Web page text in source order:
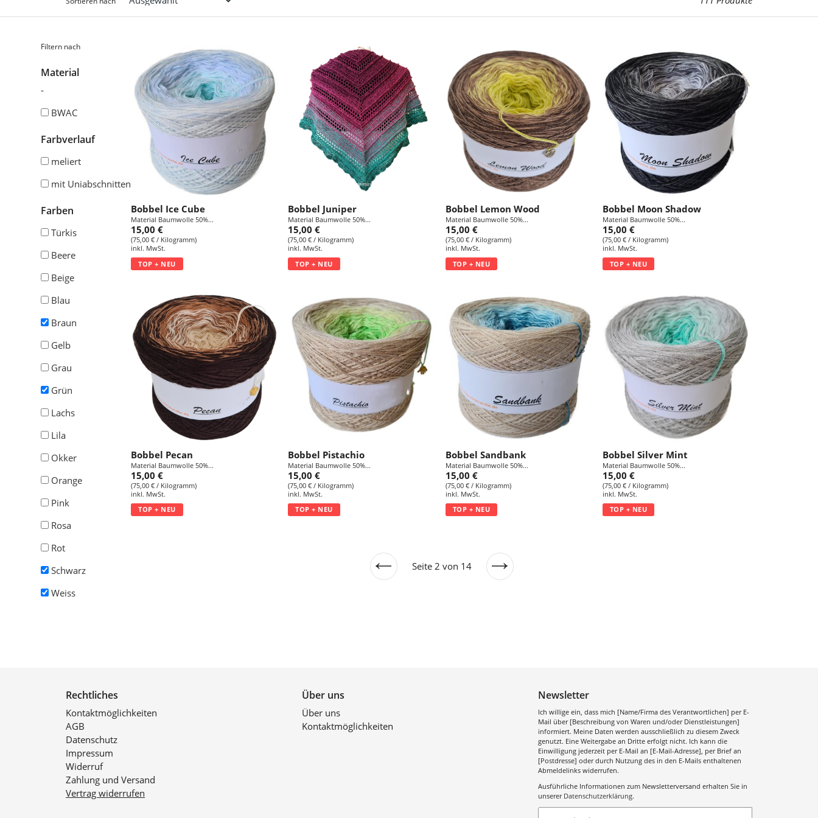
g
Filtern nach
Material
-
BWAC
Farbverlauf
meliert
mit Uniabschnitten
Farben
Türkis
Beere
Beige
Blau
Braun
Gelb
Grau
Grün
Lachs
Lila
Okker
Orange
Pink
Rosa
Rot
Schwarz
Weiss
Bobbel Ice Cube
Material Baumwolle 50%...
15,00 €
(75,00 € / Kilogramm)
inkl. MwSt.
TOP + NEU
Bobbel Juniper
Material Baumwolle 50%...
15,00 €
(75,00 € / Kilogramm)
inkl. MwSt.
TOP + NEU
Bobbel Lemon Wood
Material Baumwolle 50%...
15,00 €
(75,00 € / Kilogramm)
inkl. MwSt.
TOP + NEU
Bobbel Moon Shadow
Material Baumwolle 50%...
15,00 €
(75,00 € / Kilogramm)
inkl. MwSt.
TOP + NEU
Bobbel Pecan
Material Baumwolle 50%...
15,00 €
(75,00 € / Kilogramm)
inkl. MwSt.
TOP + NEU
Bobbel Pistachio
Material Baumwolle 50%...
15,00 €
(75,00 € / Kilogramm)
inkl. MwSt.
TOP + NEU
Bobbel Sandbank
Material Baumwolle 50%...
15,00 €
(75,00 € / Kilogramm)
inkl. MwSt.
TOP + NEU
Bobbel Silver Mint
Material Baumwolle 50%...
15,00 €
(75,00 € / Kilogramm)
inkl. MwSt.
TOP + NEU
VorherigeSeite 2 von 14
Nächste
Rechtliches
Kontaktmöglichkeiten
AGB
Datenschutz
Impressum
Widerruf
Zahlung und Versand
Vertrag widerrufen
Über uns
Über uns
Kontaktmöglichkeiten
Newsletter
Ich willige ein, dass mich [Name/Firma des Verantwortlichen] per E-
Mail über [Beschreibung von Waren und/oder Dienstleistungen]
informiert. Meine Daten werden ausschließlich zu diesem Zweck
genutzt. Eine Weitergabe an Dritte erfolgt nicht. Ich kann die
Einwilligung jederzeit per E-Mail an [E-Mail-Adresse], per Brief an
[Postdresse] oder durch Nutzung des in den E-Mails enthaltenen
Abmeldelinks widerrufen.
Ausführliche Informationen zum Newsletterversand erhalten Sie in
unserer Datenschutzerklärung.